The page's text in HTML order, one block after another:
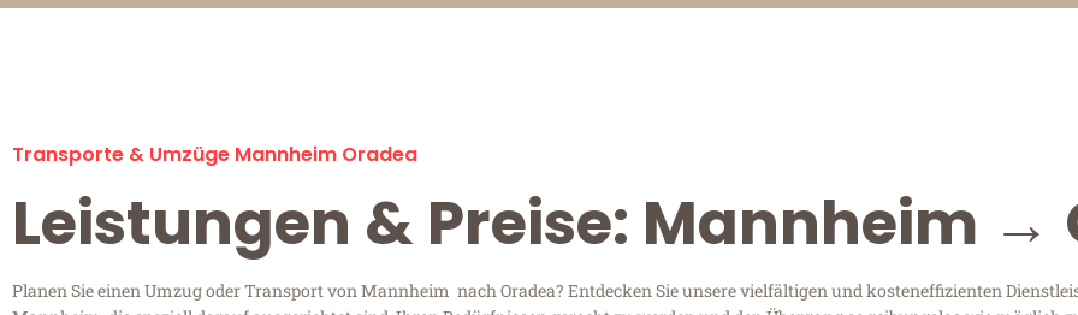
Transporte & Umzüge Mannheim Oradea
Leistungen & Preise: Mannheim →
Planen Sie einen Umzug oder Transport von Mannheim nach Oradea? Entdecken Sie unsere vielfältigen und kosteneffizienten